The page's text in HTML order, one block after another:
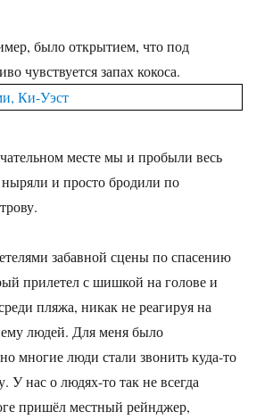
было открытием, что под
чувствуется запах кокоса.
месте мы и пробыли весь
ныряли и просто бродили по
забавной сцены по спасению
прилетел с шишкой на голове и
пляжа, никак не реагируя на
людей. Для меня было
многие люди стали звонить куда-то
У нас о людях-то так не всегда
пришёл местный рейнджер,